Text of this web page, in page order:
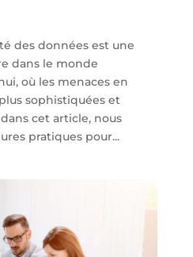
des données est une
dans le monde
où les menaces en
sophistiquées et
cet article, nous
pratiques pour...